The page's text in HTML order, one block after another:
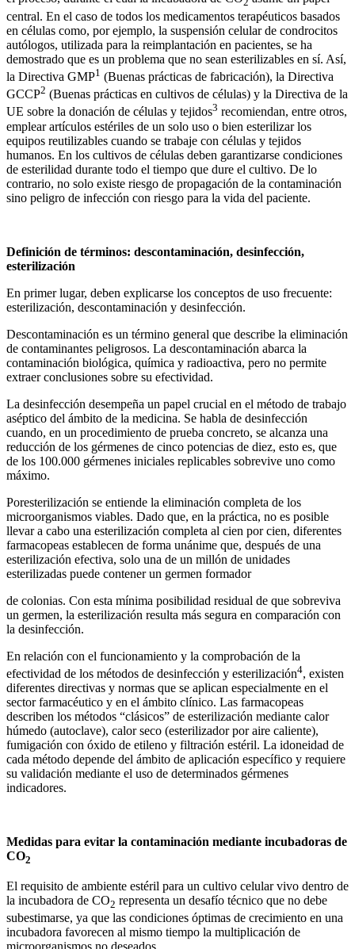
2
central. En el caso de todos los medicamentos terapéuticos basados
en células como, por ejemplo, la suspensión celular de condrocitos
autólogos, utilizada para la reimplantación en pacientes, se ha
demostrado que es un problema que no sean esterilizables en sí. Así,
la Directiva GMP1 (Buenas prácticas de fabricación), la Directiva
GCCP2 (Buenas prácticas en cultivos de células) y la Directiva de la
UE sobre la donación de células y tejidos3 recomiendan, entre otros,
emplear artículos estériles de un solo uso o bien esterilizar los
equipos reutilizables cuando se trabaje con células y tejidos
humanos. En los cultivos de células deben garantizarse condiciones
de esterilidad durante todo el tiempo que dure el cultivo. De lo
contrario, no solo existe riesgo de propagación de la contaminación
sino peligro de infección con riesgo para la vida del paciente.
Definición de términos: descontaminación, desinfección,
esterilización
En primer lugar, deben explicarse los conceptos de uso frecuente:
esterilización, descontaminación y desinfección.
Descontaminación es un término general que describe la eliminación
de contaminantes peligrosos. La descontaminación abarca la
contaminación biológica, química y radioactiva, pero no permite
extraer conclusiones sobre su efectividad.
La desinfección desempeña un papel crucial en el método de trabajo
aséptico del ámbito de la medicina. Se habla de desinfección
cuando, en un procedimiento de prueba concreto, se alcanza una
reducción de los gérmenes de cinco potencias de diez, esto es, que
de los 100.000 gérmenes iniciales replicables sobrevive uno como
máximo.
Poresterilización se entiende la eliminación completa de los
microorganismos viables. Dado que, en la práctica, no es posible
llevar a cabo una esterilización completa al cien por cien, diferentes
farmacopeas establecen de forma unánime que, después de una
esterilización efectiva, solo una de un millón de unidades
esterilizadas puede contener un germen formador
de colonias. Con esta mínima posibilidad residual de que sobreviva
un germen, la esterilización resulta más segura en comparación con
la desinfección.
En relación con el funcionamiento y la comprobación de la
efectividad de los métodos de desinfección y esterilización4, existen
diferentes directivas y normas que se aplican especialmente en el
sector farmacéutico y en el ámbito clínico. Las farmacopeas
describen los métodos “clásicos” de esterilización mediante calor
húmedo (autoclave), calor seco (esterilizador por aire caliente),
fumigación con óxido de etileno y filtración estéril. La idoneidad de
cada método depende del ámbito de aplicación específico y requiere
su validación mediante el uso de determinados gérmenes
indicadores.
Medidas para evitar la contaminación mediante incubadoras de
CO2
El requisito de ambiente estéril para un cultivo celular vivo dentro de
la incubadora de CO2 representa un desafío técnico que no debe
subestimarse, ya que las condiciones óptimas de crecimiento en una
incubadora favorecen al mismo tiempo la multiplicación de